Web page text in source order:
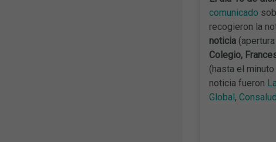
comunicado
recogieron la
noticia(apertura
Colegio,
(hasta el
noticia fueron
Global , Consalud